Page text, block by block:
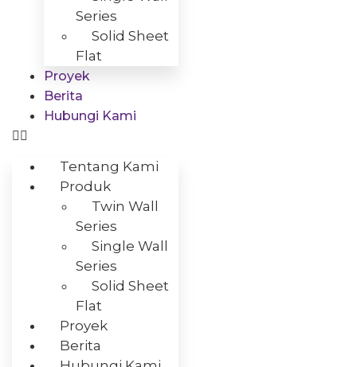
Series
Solid Sheet
Flat
Proyek
Berita
Hubungi Kami
Tentang Kami
Produk
Twin Wall
Series
Single Wall
Series
Solid Sheet
Flat
Proyek
Berita